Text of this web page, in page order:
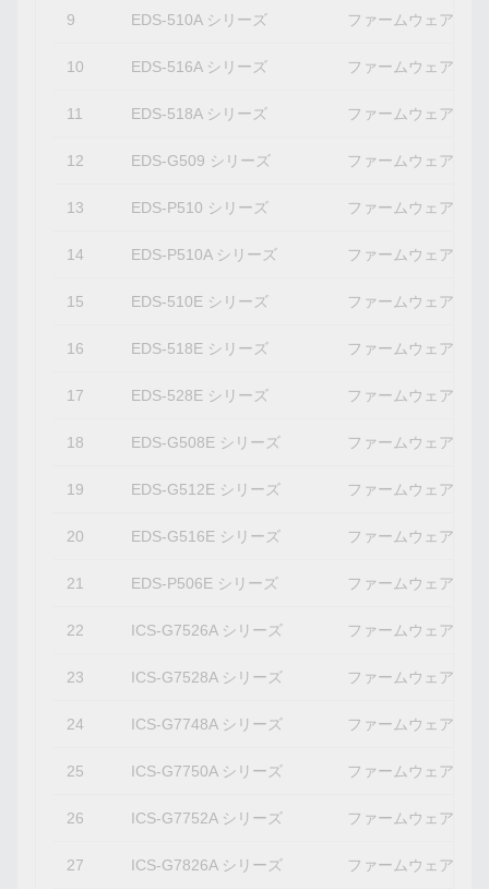
9 EDS-510A シリーズ ファームウェアバ
10 EDS-516A シリーズ ファームウェアバ
11 EDS-518A シリーズ ファームウェアバ
12 EDS-G509 シリーズ ファームウェアバ
13 EDS-P510 シリーズ ファームウェアバ
14 EDS-P510A シリーズ ファームウェアバ
15 EDS-510E シリーズ ファームウェアバ
16 EDS-518E シリーズ ファームウェアバ
17 EDS-528E シリーズ ファームウェアバ
18 EDS-G508E シリーズ ファームウェアバ
19 EDS-G512E シリーズ ファームウェアバ
20 EDS-G516E シリーズ ファームウェアバ
21 EDS-P506E シリーズ ファームウェアバ
22 ICS-G7526A シリーズ ファームウェアバ
23 ICS-G7528A シリーズ ファームウェアバ
24 ICS-G7748A シリーズ ファームウェアバ
25 ICS-G7750A シリーズ ファームウェアバ
26 ICS-G7752A シリーズ ファームウェアバ
27 ICS-G7826A シリーズ ファームウェアバ